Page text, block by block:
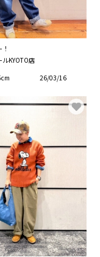
ルKYOTO店
26/03/16